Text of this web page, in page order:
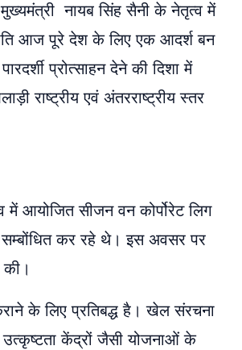
मुख्यमंत्री नायब सिंह सैनी के नेतृत्व में
आज पूरे देश के लिए एक आदर्श बन
प्रोत्साहन देने की दिशा में
राष्ट्रीय एवं अंतरराष्ट्रीय स्तर
में आयोजित सीजन वन कोर्पोरेट लिग
कर रहे थे। इस अवसर पर
के लिए प्रतिबद्ध है। खेल संरचना
उत्कृष्टता केंद्रों जैसी योजनाओं के